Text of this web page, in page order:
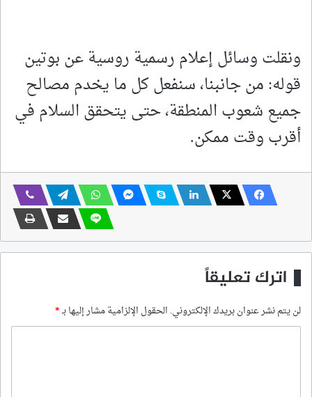
ونقلت وسائل إعلام رسمية روسية عن بوتين
قوله: من جانبنا، سنفعل كل ما يخدم مصالح
جميع شعوب المنطقة، حتى يتحقق السلام في
أقرب وقت ممكن.
اترك تعليقاً
لن يتم نشر عنوان بريدك الإلكتروني. الحقول الإلزامية مشار إليها بـ*